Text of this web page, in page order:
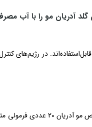
گلد آدریان مو را با آب
در رژیم‌های
ساشه کلاژن گلد مخصوص مو